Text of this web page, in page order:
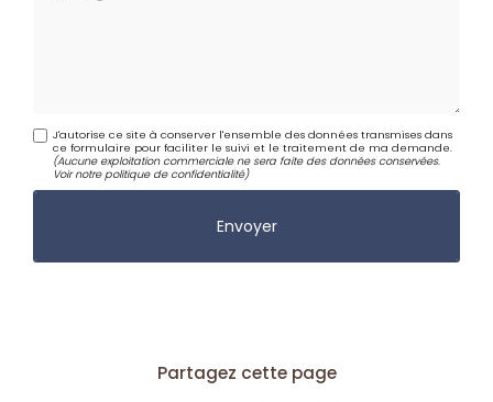
J'autorise ce site à conserver l'ensemble des données transmises dans
ce formulaire pour faciliter le suivi et le traitement de ma demande.
(Aucune exploitation commerciale ne sera faite des données conservées.
Voir notrepolitique de confidentialité)
Partagez cette page